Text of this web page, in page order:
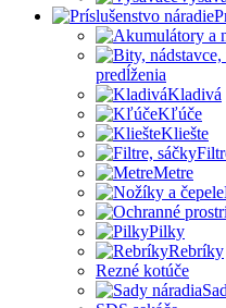
predĺženia
Kladivá
Kľúče
Kliešte
Metre
Pilky
Rebríky
Rezné kotúče